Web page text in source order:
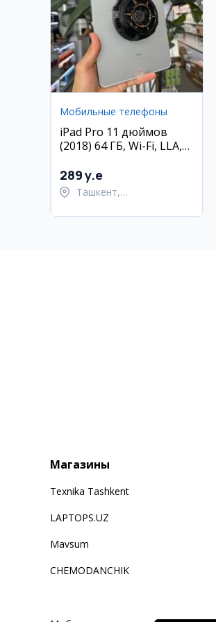
Мобильные телефоны
iPad Pro 11 дюймов
(2018) 64 ГБ, Wi-Fi, LLA,
289 y.e
Ташкент,
Магазины
Texnika Tashkent
LAPTOPS.UZ
Mavsum
CHEMODANCHIK